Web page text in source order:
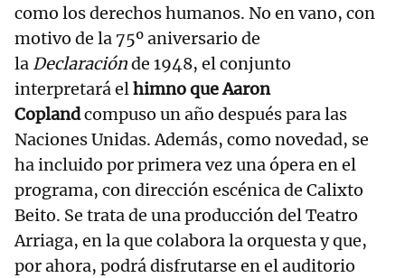
como los derechos humanos. No en vano, con
motivo de la 75º aniversario de
la Declaraciónde 1948, el conjunto
interpretará elhimno que Aaron
Coplandcompuso un año después para las
Naciones Unidas. Además, como novedad, se
ha incluido por primera vez una ópera en el
programa, con dirección escénica de Calixto
Beito. Se trata de una producción del Teatro
Arriaga, en la que colabora la orquesta y que,
por ahora, podrá disfrutarse en el auditorio